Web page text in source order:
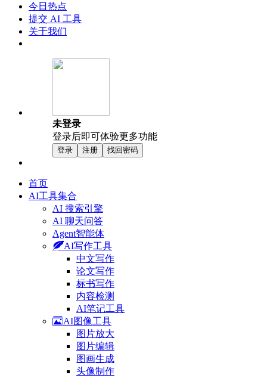
今日热点
提交 AI 工具
关于我们
未登录
登录后即可体验更多功能
登录 注册 找回密码
首页
AI工具集合
AI 搜索引擎
AI 聊天问答
Agent智能体
AI写作工具
中文写作
论文写作
标书写作
内容检测
AI笔记工具
AI图像工具
图片放大
图片编辑
图画生成
头像制作